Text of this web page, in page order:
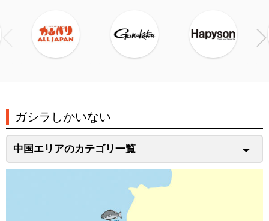
ガシラしかいない
中国エリアのカテゴリ一覧